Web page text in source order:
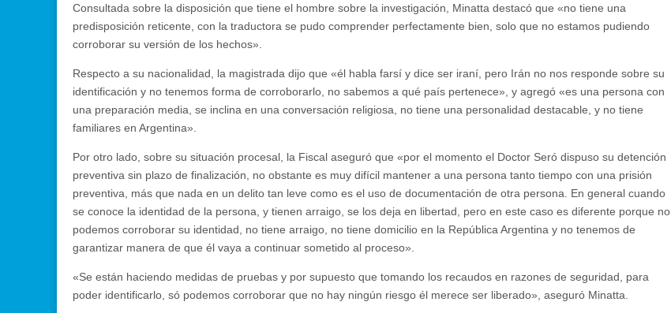
Consultada sobre la disposición que tiene el hombre sobre la investigación, Minatta destacó que «no tiene una
predisposición reticente, con la traductora se pudo comprender perfectamente bien, solo que no estamos pudiendo
corroborar su versión de los hechos».
Respecto a su nacionalidad, la magistrada dijo que «él habla farsí y dice ser iraní, pero Irán no nos responde sobre su
identificación y no tenemos forma de corroborarlo, no sabemos a qué país pertenece», y agregó «es una persona con
una preparación media, se inclina en una conversación religiosa, no tiene una personalidad destacable, y no tiene
familiares en Argentina».
Por otro lado, sobre su situación procesal, la Fiscal aseguró que «por el momento el Doctor Seró dispuso su detención
preventiva sin plazo de finalización, no obstante es muy difícil mantener a una persona tanto tiempo con una prisión
preventiva, más que nada en un delito tan leve como es el uso de documentación de otra persona. En general cuando
se conoce la identidad de la persona, y tienen arraigo, se los deja en libertad, pero en este caso es diferente porque no
podemos corroborar su identidad, no tiene arraigo, no tiene domicilio en la República Argentina y no tenemos de
garantizar manera de que él vaya a continuar sometido al proceso».
«Se están haciendo medidas de pruebas y por supuesto que tomando los recaudos en razones de seguridad, para
poder identificarlo, só podemos corroborar que no hay ningún riesgo él merece ser liberado», aseguró Minatta.